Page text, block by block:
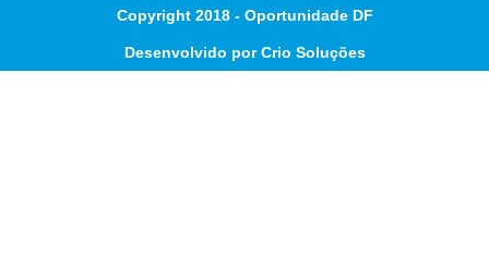
Copyright 2018 - Oportunidade DF
Desenvolvido por Crio Soluções